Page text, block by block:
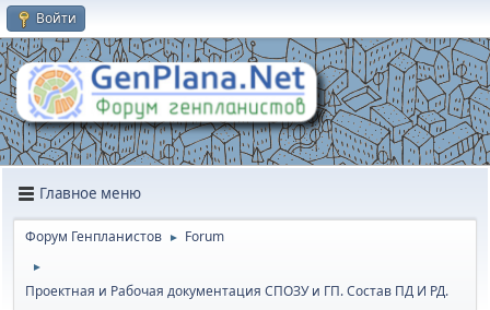
Войти
Главное меню
Форум Генпланистов ► Forum
►
Проектная и Рабочая документация СПОЗУ и ГП. Состав ПД И РД.